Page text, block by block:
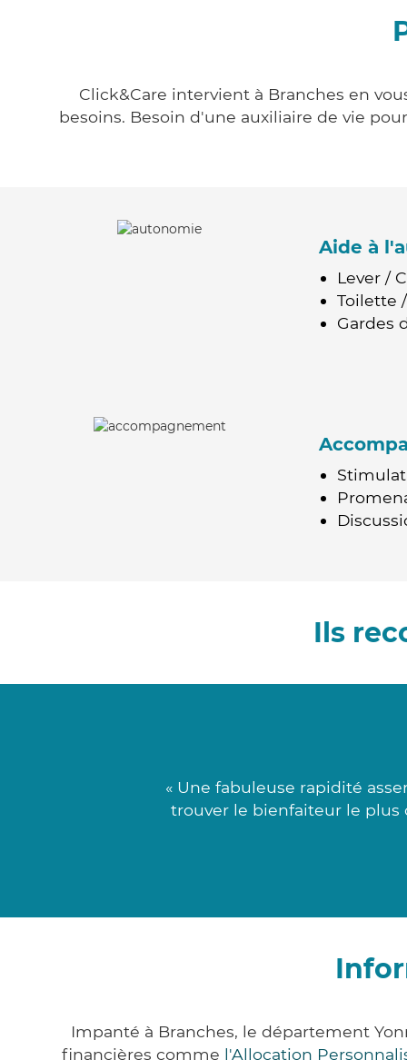
Click&Care intervient à Branches en
besoins. Besoin d'une auxiliaire de vie
Aide à
Lever /
Toilette
Gardes
Ils
« Une fabuleuse rapidité
trouver le bienfaiteur le plus
Impanté à Branches, le département
financières comme l'Allocation